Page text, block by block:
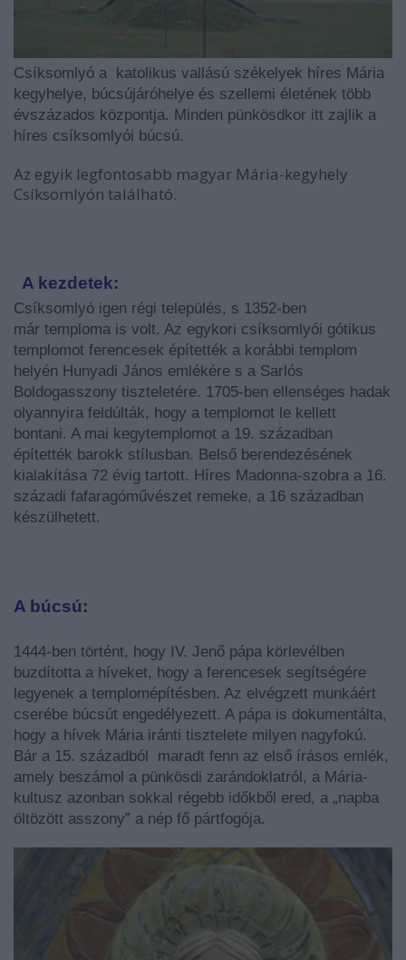
Csíksomlyó a katolikus vallású székelyek híres Mária
kegyhelye, búcsújáróhelye és szellemi életének több
évszázados központja. Minden pünkösdkor itt zajlik a
híres csíksomlyói búcsú.
Az egyik legfontosabb magyar Mária-kegyhely
Csíksomlyón található.
A kezdetek:
Csíksomlyó igen régi település, s 1352-ben
már temploma is volt. Az egykori csíksomlyói gótikus
templomot ferencesek építették a korábbi templom
helyén Hunyadi János emlékére s a Sarlós
Boldogasszony tiszteletére. 1705-ben ellenséges hadak
olyannyira feldúlták, hogy a templomot le kellett
bontani. A mai kegytemplomot a 19. században
építették barokk stílusban. Belső berendezésének
kialakítása 72 évig tartott. Híres Madonna-szobra a 16.
századi fafaragóművészet remeke, a 16 században
készülhetett.
A búcsú:
1444-ben történt, hogy IV. Jenő pápa körlevélben
buzdította a híveket, hogy a ferencesek segítségére
legyenek a templomépítésben. Az elvégzett munkáért
cserébe búcsút engedélyezett. A pápa is dokumentálta,
hogy a hívek Mária iránti tisztelete milyen nagyfokú.
Bár a 15. századból maradt fenn az első írásos emlék,
amely beszámol a pünkösdi zarándoklatról, a Mária-
kultusz azonban sokkal régebb időkből ered, a „napba
öltözött asszony” a nép fő pártfogója.